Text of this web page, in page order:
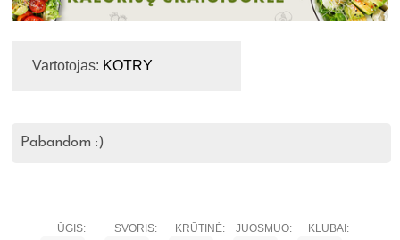
Vartotojas: KOTRY
Pabandom :)
ŪGIS: SVORIS: KRŪTINĖ: JUOSMUO: KLUBAI: